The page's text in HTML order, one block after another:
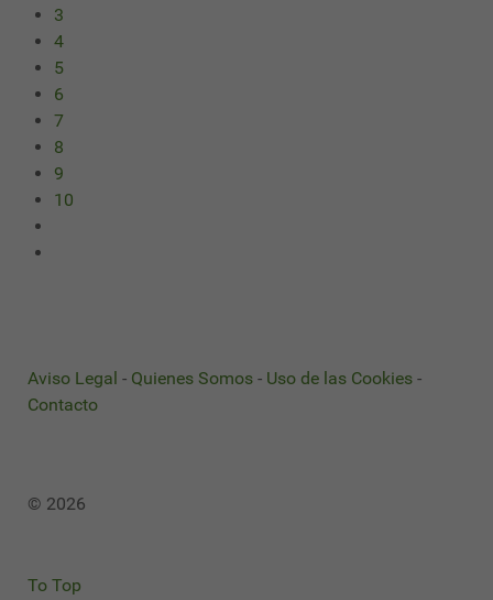
3
4
5
6
7
8
9
10
Aviso Legal - Quienes Somos - Uso de las Cookies -
Contacto
© 2026
To Top